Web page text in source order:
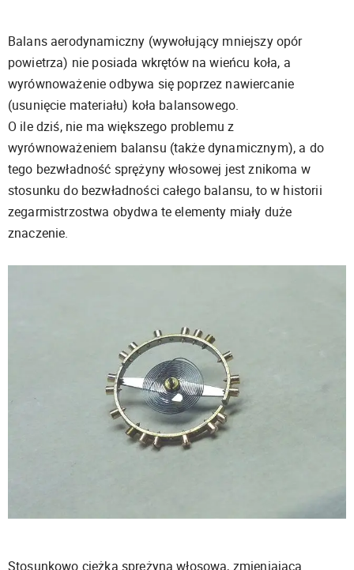
Balans aerodynamiczny (wywołujący mniejszy opór
powietrza) nie posiada wkrętów na wieńcu koła, a
wyrównoważenie odbywa się poprzez nawiercanie
(usunięcie materiału) koła balansowego.
O ile dziś, nie ma większego problemu z
wyrównoważeniem balansu (także dynamicznym), a do
tego bezwładność sprężyny włosowej jest znikoma w
stosunku do bezwładności całego balansu, to w historii
zegarmistrzostwa obydwa te elementy miały duże
znaczenie.
Stosunkowo ciężka sprężyna włosowa, zmieniająca